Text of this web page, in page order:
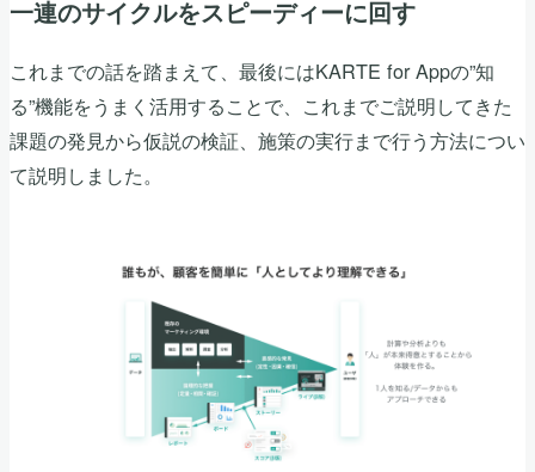
一連のサイクルをスピーディーに回す
これまでの話を踏まえて、最後にはKARTE for Appの”知
る”機能をうまく活用することで、これまでご説明してきた
課題の発見から仮説の検証、施策の実行まで行う方法につい
て説明しました。